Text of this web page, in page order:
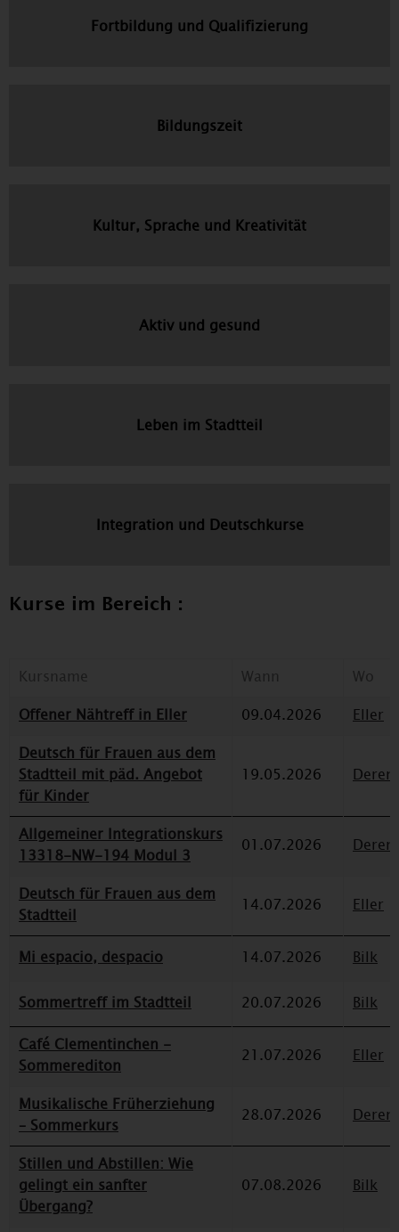
Fortbildung und Qualifizierung
Bildungszeit
Kultur, Sprache und Kreativität
Aktiv und gesund
Leben im Stadtteil
Integration und Deutschkurse
Kurse im Bereich :
Kursname Wann
Wo
Offener Nähtreff in Eller
09.04.2026
Eller
Deutsch für Frauen aus dem
Stadtteil mit päd. Angebot
für Kinder
19.05.2026
Allgemeiner Integrationskurs
13318-NW-194 Modul 3
01.07.2026
Deutsch für Frauen aus dem
Stadtteil
14.07.2026 Eller
Mi espacio, despacio 14.07.2026 Bilk
Sommertreff im Stadtteil 20.07.2026
Bilk
Café Clementinchen -
Sommerediton
21.07.2026 Eller
Musikalische Früherziehung
– Sommerkurs
28.07.2026
Stillen und Abstillen: Wie
gelingt ein sanfter
Übergang?
07.08.2026 Bilk